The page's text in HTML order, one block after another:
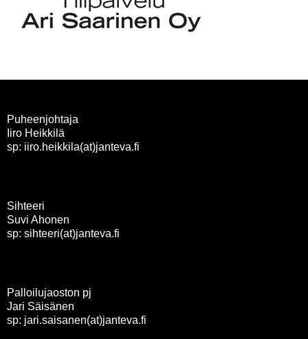
Puheenjohtaja
Iiro Heikkilä
sp: iiro.heikkila(at)janteva.fi
Sihteeri
Suvi Ahonen
sp: sihteeri(at)janteva.fi
Palloilujaoston pj
Jari Säisänen
sp: jari.saisanen(at)janteva.fi